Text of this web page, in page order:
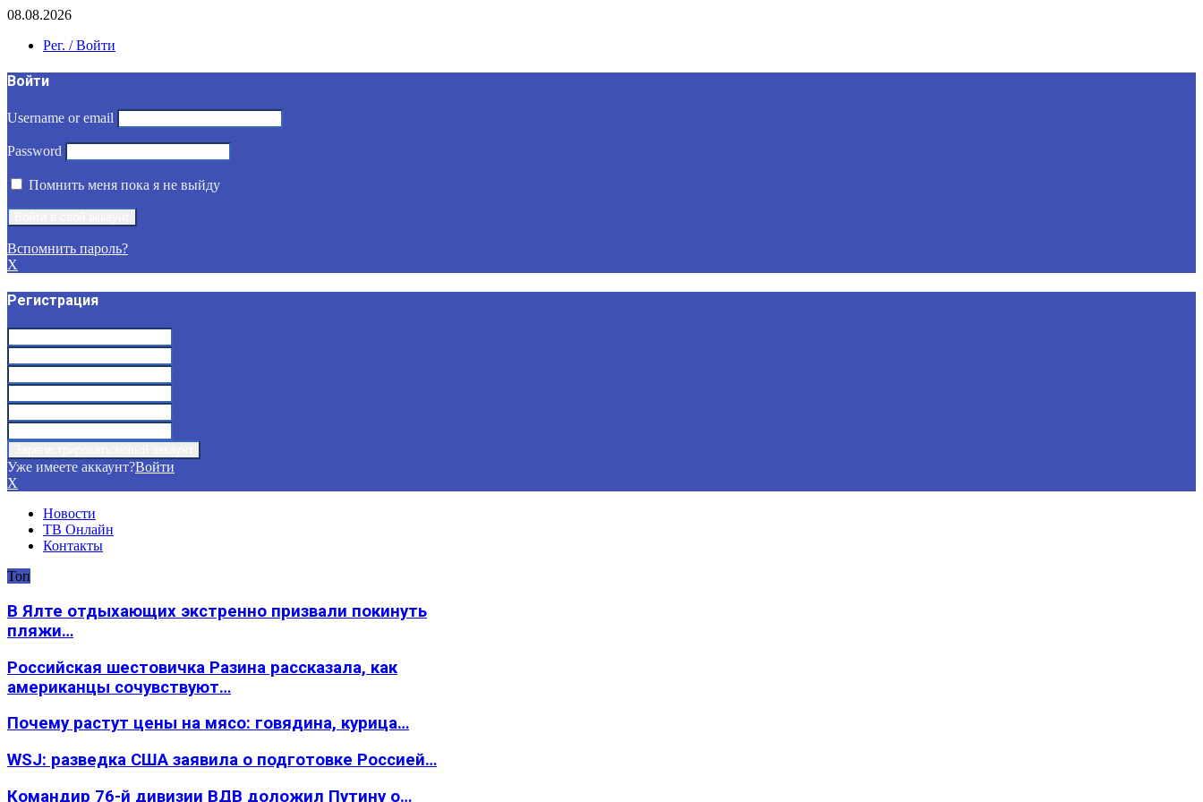
08.08.2026
Рег. / Войти
Войти
Username or email
Password
Помнить меня пока я не выйду
Вспомнить пароль?
X
Регистрация
Уже имеете аккаунт?Войти
X
Новости
ТВ Онлайн
Контакты
Топ
В Ялте отдыхающих экстренно призвали покинуть
пляжи…
Российская шестовичка Разина рассказала, как
американцы сочувствуют…
Почему растут цены на мясо: говядина, курица…
WSJ: разведка США заявила о подготовке Россией…
Командир 76-й дивизии ВДВ доложил Путину о…